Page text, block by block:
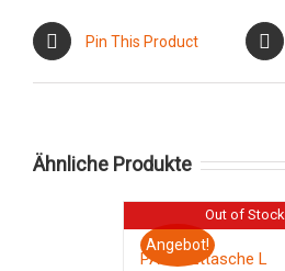
Pin This Product
Ähnliche Produkte
Angebot!
Out of Stock
PAX Arzttasche L